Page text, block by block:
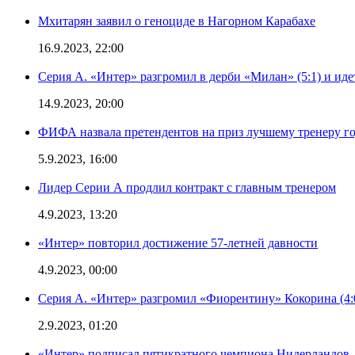
Мхитарян заявил о геноциде в Нагорном Карабахе
16.9.2023, 22:00
Серия А. «Интер» разгромил в дерби «Милан» (5:1) и
14.9.2023, 20:00
ФИФА назвала претендентов на приз лучшему тренеру
5.9.2023, 16:00
Лидер Серии А продлил контракт с главным тренером
4.9.2023, 13:20
«Интер» повторил достижение 57-летней давности
4.9.2023, 00:00
Серия А. «Интер» разгромил «Фиорентину» Кокорина
2.9.2023, 01:20